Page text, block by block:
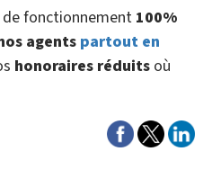
fonctionnement 100%
agents partout en
honoraires réduits où